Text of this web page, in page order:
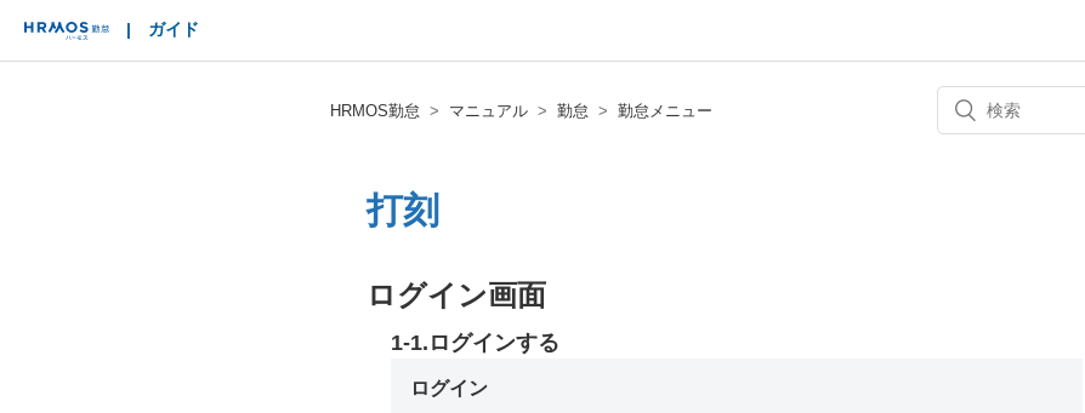
HRMOS
| ガイド
HRMOS勤怠 マニュアル 勤怠 勤怠メニュー
打刻
ログイン画面
1-1.ログインする
ログイン